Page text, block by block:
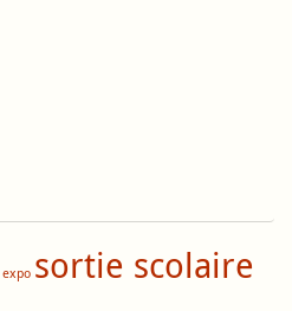
expo sortie scolaire